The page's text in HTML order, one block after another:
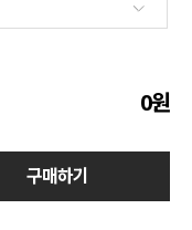
0원
구매하기